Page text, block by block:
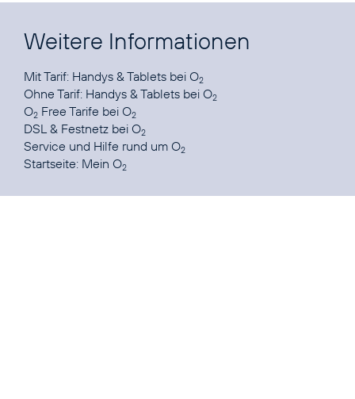
Weitere Informationen
Mit Tarif: Handys & Tablets bei O2
Ohne Tarif: Handys & Tablets bei O2
O2 Free Tarife bei O2
DSL & Festnetz bei O2
Service und Hilfe rund um O2
Startseite: Mein O2